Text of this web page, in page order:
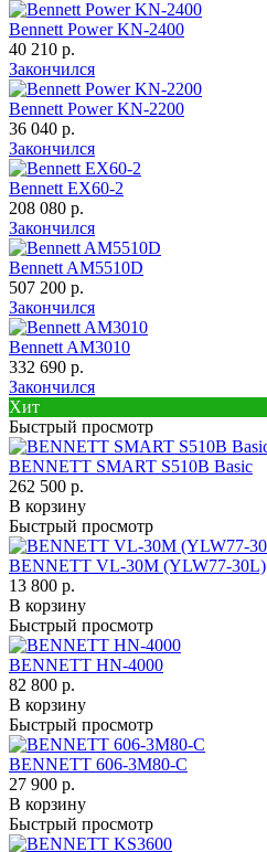
Bennett Power KN-2400
40 210 р.
Закончился
Bennett Power KN-2200
36 040 р.
Закончился
Bennett EX60-2
208 080 р.
Закончился
Bennett AM5510D
507 200 р.
Закончился
Bennett AM3010
332 690 р.
Закончился
Хит
Быстрый просмотр
BENNETT SMART S510B Basic
262 500 р.
В корзину
Быстрый просмотр
BENNETT VL-30M (YLW77-30L)
13 800 р.
В корзину
Быстрый просмотр
BENNETT HN-4000
82 800 р.
В корзину
Быстрый просмотр
BENNETT 606-3M80-C
27 900 р.
В корзину
Быстрый просмотр